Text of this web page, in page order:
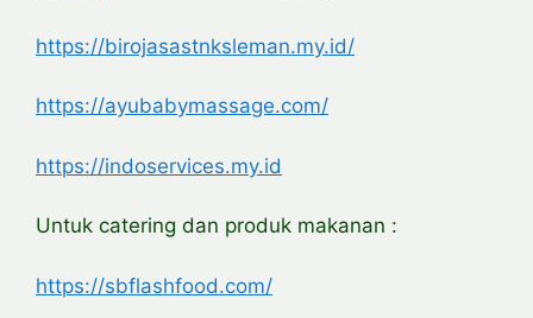
https://birojasastnksleman.my.id/
https://ayubabymassage.com/
https://indoservices.my.id
Untuk catering dan produk makanan :
https://sbflashfood.com/